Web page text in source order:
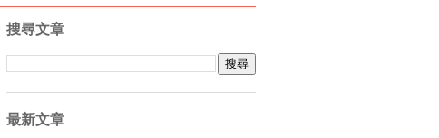
搜尋文章
最新文章